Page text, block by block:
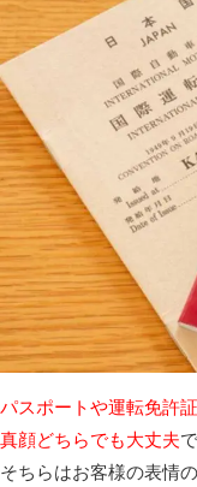
パスポートや運転免許
真顔どちらでも大丈夫
そちらはお客様の表情